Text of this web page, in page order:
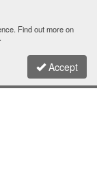
Find out more on
.
Accept